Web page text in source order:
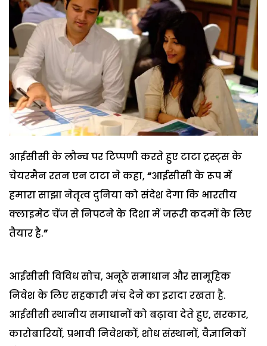
आईसीसी के लौन्च पर टिप्पणी करते हुए टाटा ट्रस्ट्स के
चेयरमैन रतन एन टाटा ने कहा, “आईसीसी के रूप में
हमारा साझा नेतृत्व दुनिया को संदेश देगा कि भारतीय
क्लाइमेट चेंज से निपटने के दिशा में जरूरी कदमों के लिए
तैयार है.”
आईसीसी विविध सोच, अनूठे समाधान और सामूहिक
निवेश के लिए सहकारी मंच देने का इरादा रखता है.
आईसीसी स्थानीय समाधानों को बढ़ावा देते हुए, सरकार,
कारोबारियों, प्रभावी निवेशकों, शोध संस्थानों, वैज्ञानिकों